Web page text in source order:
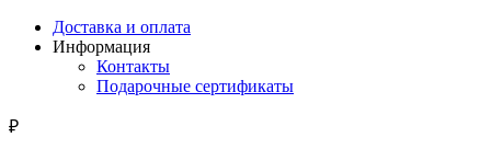
Доставка и оплата
Информация
Контакты
Подарочные сертификаты
₽